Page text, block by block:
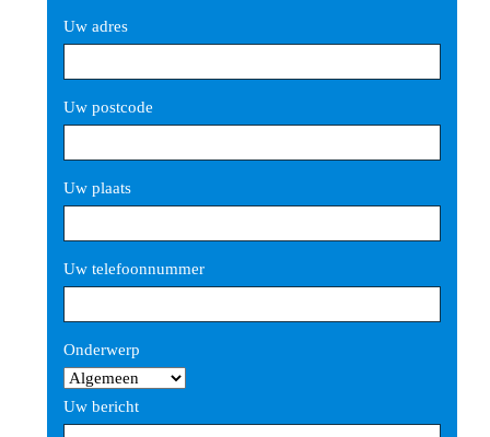
Uw adres
Uw postcode
Uw plaats
Uw telefoonnummer
Onderwerp
Uw bericht